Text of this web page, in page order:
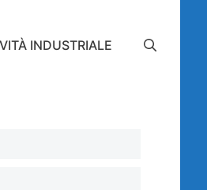
INDUSTRIALE